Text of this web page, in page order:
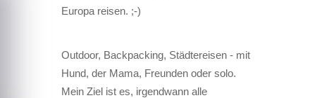
Europa reisen. ;-)
Outdoor, Backpacking, Städtereisen - mit
Hund, der Mama, Freunden oder solo.
Mein Ziel ist es, irgendwann alle